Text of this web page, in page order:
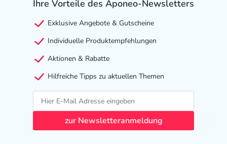
Ihre Vorteile des Aponeo-Newsletters
Exklusive Angebote & Gutscheine
Individuelle Produktempfehlungen
Aktionen & Rabatte
Hilfreiche Tipps zu aktuellen Themen
zur Newsletteranmeldung